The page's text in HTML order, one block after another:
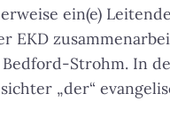
ein(e)
EKD
Strohm. In
„der“